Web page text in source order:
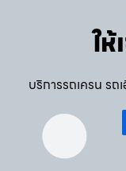
ให้
บริการรถเครน ร